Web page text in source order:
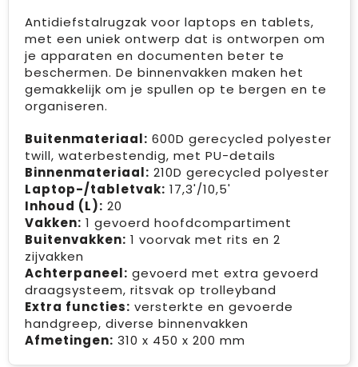
Antidiefstalrugzak voor laptops en tablets,
met een uniek ontwerp dat is ontworpen om
je apparaten en documenten beter te
beschermen. De binnenvakken maken het
gemakkelijk om je spullen op te bergen en te
organiseren.
Buitenmateriaal: 600D gerecycled polyester
twill, waterbestendig, met PU-details
Binnenmateriaal: 210D gerecycled polyester
Laptop-/tabletvak: 17,3'/10,5'
Inhoud (L): 20
Vakken: 1 gevoerd hoofdcompartiment
Buitenvakken: 1 voorvak met rits en 2
zijvakken
Achterpaneel: gevoerd met extra gevoerd
draagsysteem, ritsvak op trolleyband
Extra functies: versterkte en gevoerde
handgreep, diverse binnenvakken
Afmetingen: 310 x 450 x 200 mm